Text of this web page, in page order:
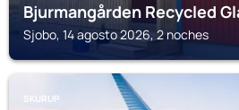
Bjurmangården Recycled
Sjobo, 14 agosto 2026, 2 noches
SKURUP